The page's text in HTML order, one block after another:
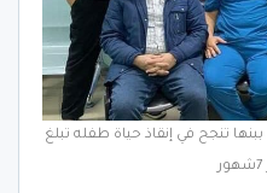
تنجح في إنقاذ حياة طفله تبلغ